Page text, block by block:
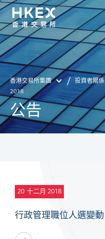
香港交易所集團 投資者關係
2018
公告
20 十二月 2018
行政管理職位人選變動